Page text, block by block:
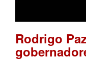
Rodrigo